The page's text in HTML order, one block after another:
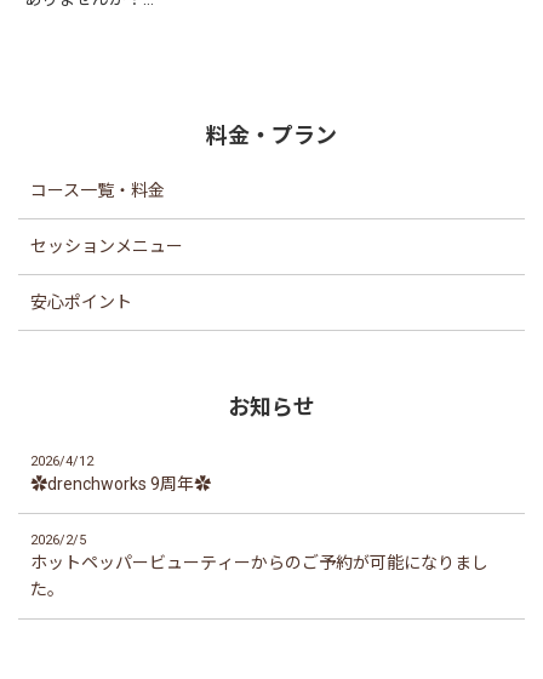
料金・プラン
コース一覧・料金
セッションメニュー
安心ポイント
お知らせ
2026/4/12
✿drenchworks 9周年✿
2026/2/5
ホットペッパービューティーからのご予約が可能になりまし
た。